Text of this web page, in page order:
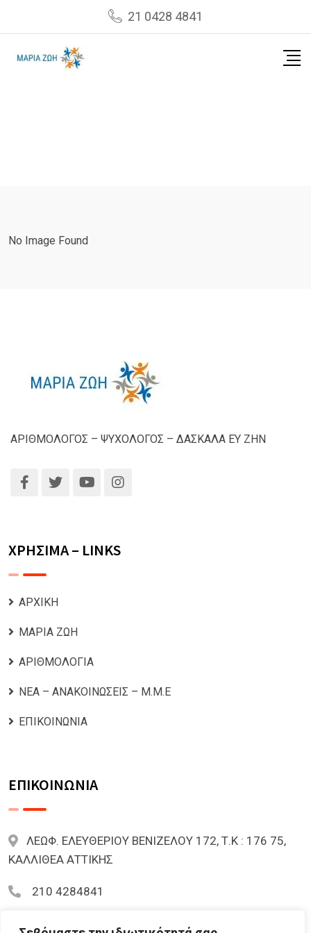
21 0428 4841
No Image Found
ΑΡΙΘΜΟΛΟΓΟΣ – ΨΥΧΟΛΟΓΟΣ – ΔΑΣΚΑΛΑ ΕΥ ΖΗΝ
ΧΡΗΣΙΜΑ – LINKS
ΑΡΧΙΚΗ
ΜΑΡΙΑ ΖΩΗ
ΑΡΙΘΜΟΛΟΓΙΑ
ΝΕΑ – ΑΝΑΚΟΙΝΩΣΕΙΣ – Μ.Μ.Ε
ΕΠΙΚΟΙΝΩΝΙΑ
ΕΠΙΚΟΙΝΩΝΙΑ
ΛΕΩΦ. ΕΛΕΥΘΕΡΙΟΥ ΒΕΝΙΖΕΛΟΥ 172, Τ.Κ : 176 75,
ΚΑΛΛΙΘΕΑ ΑΤΤΙΚΗΣ
210 4284841
mariazoi.powernumbers@gmail.com